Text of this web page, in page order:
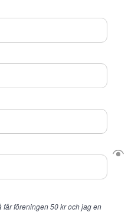
föreningen 50 kr och jag en